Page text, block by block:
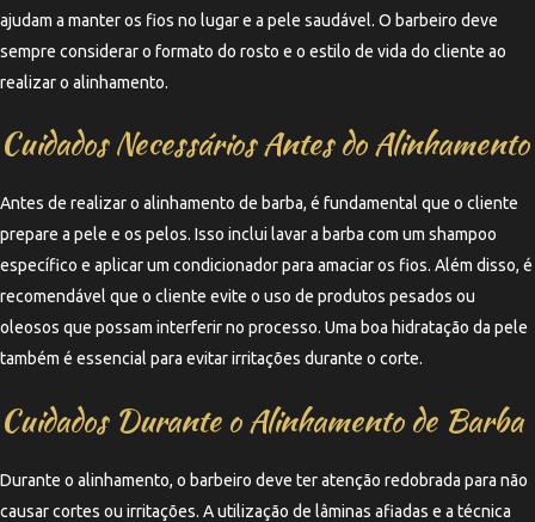
ajudam a manter os fios no lugar e a pele saudável. O barbeiro deve
sempre considerar o formato do rosto e o estilo de vida do cliente ao
realizar o alinhamento.
Cuidados Necessários Antes do Alinhamento
Antes de realizar o alinhamento de barba, é fundamental que o cliente
prepare a pele e os pelos. Isso inclui lavar a barba com um shampoo
específico e aplicar um condicionador para amaciar os fios. Além disso, é
recomendável que o cliente evite o uso de produtos pesados ou
oleosos que possam interferir no processo. Uma boa hidratação da pele
também é essencial para evitar irritações durante o corte.
Cuidados Durante o Alinhamento de Barba
Durante o alinhamento, o barbeiro deve ter atenção redobrada para não
causar cortes ou irritações. A utilização de lâminas afiadas e a técnica